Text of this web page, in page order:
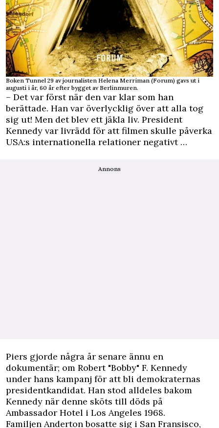
Boken Tunnel 29 av journalisten Helena Merriman (Forum) gavs ut i
augusti i år, 60 år efter bygget av Berlinmuren.
– Det var först när den var klar som han
berättade. Han var överlycklig över att alla tog
sig ut! Men det blev ett jäkla liv. President
Kennedy var livrädd för att filmen skulle påverka
USA:s internationella relationer negativt …
Annons
Piers gjorde några år senare ännu en
dokumentär; om Robert "Bobby" F. Kennedy
under hans kampanj för att bli demokraternas
presidentkandidat. Han stod alldeles bakom
Kennedy när denne sköts till döds på
Ambassador Hotel i Los Angeles 1968.
Familjen Anderton bosatte sig i San Fransisco,